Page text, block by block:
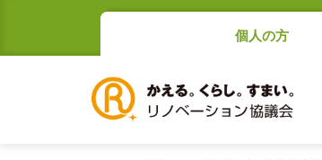
個人の方